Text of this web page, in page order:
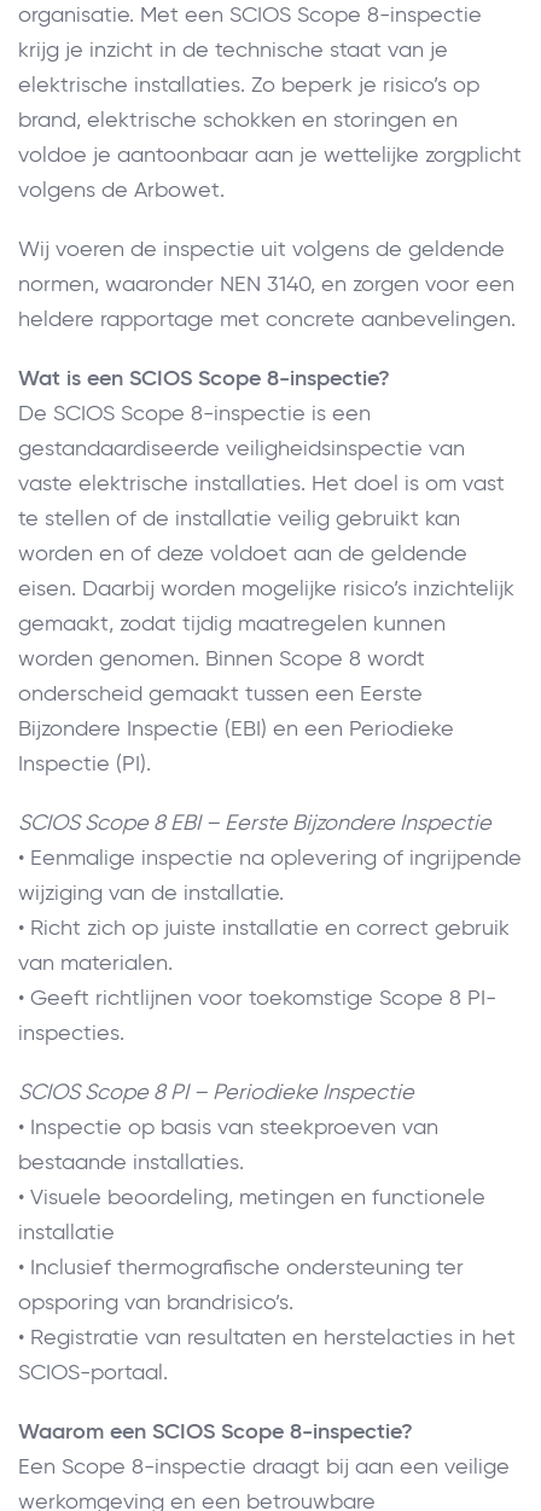
organisatie. Met een SCIOS Scope 8-inspectie
krijg je inzicht in de technische staat van je
elektrische installaties. Zo beperk je risico’s op
brand, elektrische schokken en storingen en
voldoe je aantoonbaar aan je wettelijke zorgplicht
volgens de Arbowet.
Wij voeren de inspectie uit volgens de geldende
normen, waaronder NEN 3140, en zorgen voor een
heldere rapportage met concrete aanbevelingen.
Wat is een SCIOS Scope 8-inspectie?
De SCIOS Scope 8-inspectie is een
gestandaardiseerde veiligheidsinspectie van
vaste elektrische installaties. Het doel is om vast
te stellen of de installatie veilig gebruikt kan
worden en of deze voldoet aan de geldende
eisen. Daarbij worden mogelijke risico’s inzichtelijk
gemaakt, zodat tijdig maatregelen kunnen
worden genomen. Binnen Scope 8 wordt
onderscheid gemaakt tussen een Eerste
Bijzondere Inspectie (EBI) en een Periodieke
Inspectie (PI).
SCIOS Scope 8 EBI – Eerste Bijzondere Inspectie
• Eenmalige inspectie na oplevering of ingrijpende
wijziging van de installatie.
• Richt zich op juiste installatie en correct gebruik
van materialen.
• Geeft richtlijnen voor toekomstige Scope 8 PI-
inspecties.
SCIOS Scope 8 PI – Periodieke Inspectie
• Inspectie op basis van steekproeven van
bestaande installaties.
• Visuele beoordeling, metingen en functionele
installatie
• Inclusief thermografische ondersteuning ter
opsporing van brandrisico’s.
• Registratie van resultaten en herstelacties in het
SCIOS-portaal.
Waarom een SCIOS Scope 8-inspectie?
Een Scope 8-inspectie draagt bij aan een veilige
werkomgeving en een betrouwbare